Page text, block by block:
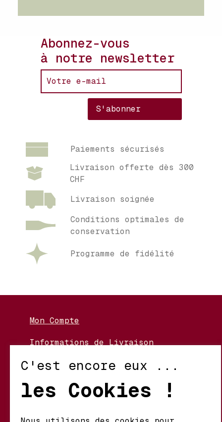
Abonnez-vous
à notre newsletter
Paiements sécurisés
Livraison offerte dès 300
CHF
Livraison soignée
Conditions optimales de
conservation
Programme de fidélité
Mon Compte
Informations de Livraison
Conditions d’Utilisation
C'est encore eux ...
les Cookies !